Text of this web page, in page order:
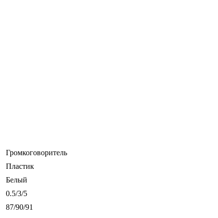
Громкоговоритель
Пластик
Белый
0.5/3/5
87/90/91